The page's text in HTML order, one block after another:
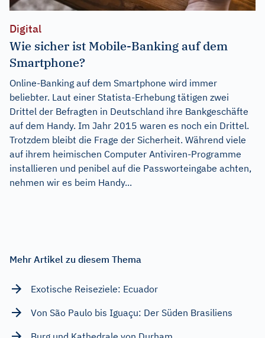
Digital
Wie sicher ist Mobile-Banking auf dem
Smartphone?
Online-Banking auf dem Smartphone wird immer
beliebter. Laut einer Statista-Erhebung tätigen zwei
Drittel der Befragten in Deutschland ihre Bankgeschäfte
auf dem Handy. Im Jahr 2015 waren es noch ein Drittel.
Trotzdem bleibt die Frage der Sicherheit. Während viele
auf ihrem heimischen Computer Antiviren-Programme
installieren und penibel auf die Passworteingabe achten,
nehmen wir es beim Handy...
Mehr Artikel zu diesem Thema
Exotische Reiseziele: Ecuador
Von São Paulo bis Iguaçu: Der Süden Brasiliens